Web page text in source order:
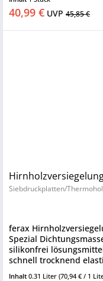
40,99 € UVP 45,85 €
Siebdruckplatten/
ferax
Spezial
silikonfrei
schnell trocknend
Inhalt 0.31 Liter (70,94 € / 1